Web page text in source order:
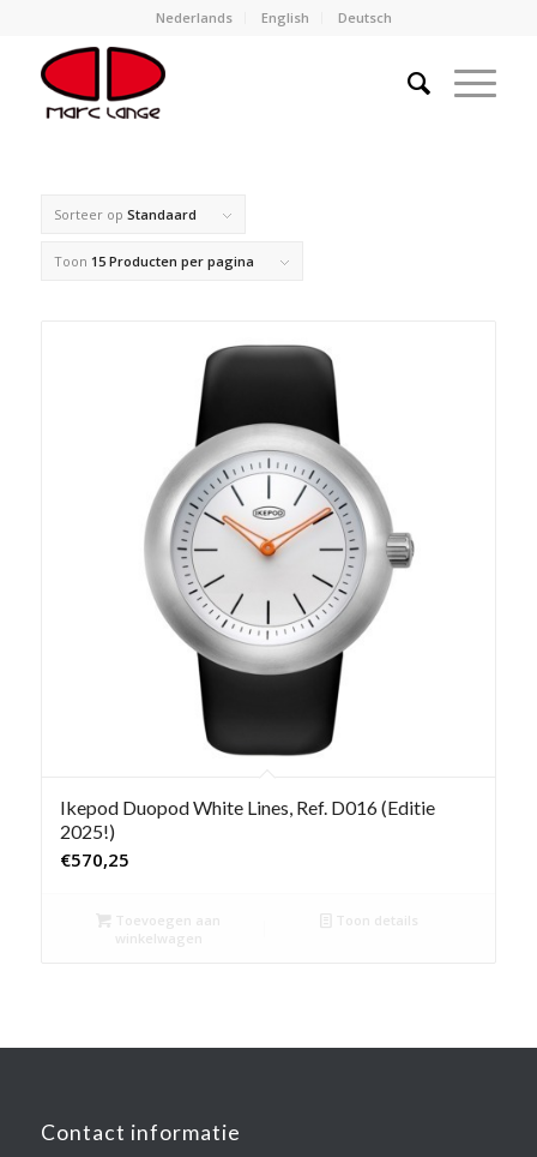
Nederlands English Deutsch
Sorteer op Standaard
Toon 15 Producten per pagina
Ikepod Duopod White Lines, Ref. D016 (Editie
2025!)
€570,25
Toevoegen aan
winkelwagen
Toon details
Contact informatie